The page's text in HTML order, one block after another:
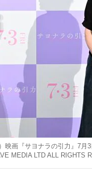
映画『サヨナラの引力』7月
MEDIA LTD ALL RIGHTS